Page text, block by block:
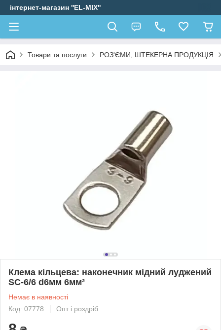
інтернет-магазин ''EL-MIX"
Товари та послуги РОЗ'ЄМИ, ШТЕКЕРНА ПРОДУКЦІЯ
Клема кільцева: наконечник мідний луджений
SC-6/6 d6мм 6мм²
Немає в наявності
Код: 07778
Опт і роздріб